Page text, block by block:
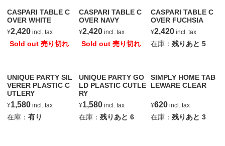
CASPARI TABLE C
OVER WHITE
¥2,420 incl. tax
Sold out 売り切れ
CASPARI TABLE C
OVER NAVY
¥2,420incl. tax
Sold out 売り切れ
CASPARI TABLE C
OVER FUCHSIA
¥2,420incl. tax
在庫： 残りあと 5
UNIQUE PARTY SIL
VERER PLASTIC C
UTLERY
¥1,580 incl. tax
在庫：有り
UNIQUE PARTY GO
LD PLASTIC CUTLE
RY
¥1,580incl. tax
在庫： 残りあと 6
SIMPLY HOME TAB
LEWARE CLEAR
¥620incl. tax
在庫： 残りあと 3